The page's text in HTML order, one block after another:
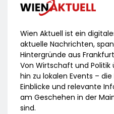
Wien Aktuell ist ein
aktuelle Nachrichten,
Hintergründe aus
Von Wirtschaft und Politik
hin zu lokalen Events –
Einblicke und relevante
am Geschehen in der
sind.